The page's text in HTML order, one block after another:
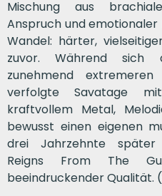
Mischung aus
Anspruch und
Wandel: härter,
zuvor. Während sich
zunehmend
verfolgte Savatage
kraftvollem Metal,
bewusst einen eigenen
drei Jahrzehnte
Reigns From The
beeindruckender Qualität.